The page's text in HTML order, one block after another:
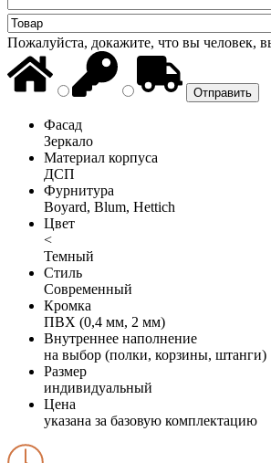
Пожалуйста, докажите, что вы человек,
Фасад
Зеркало
Материал корпуса
ДСП
Фурнитура
Boyard, Blum, Hettich
Цвет
<
Темный
Стиль
Современный
Кромка
ПВХ (0,4 мм, 2 мм)
Внутреннее наполнение
на выбор (полки, корзины, штанги)
Размер
индивидуальный
Цена
указана за базовую комплектацию